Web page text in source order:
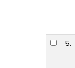
5.